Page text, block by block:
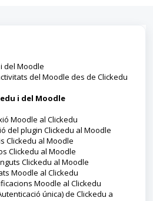
del Moodle
del Moodle des de Clickedu
i del Moodle
Moodle al Clickedu
del plugin Clickedu al Moodle
Clickedu al Moodle
Clickedu al Moodle
Clickedu al Moodle
Moodle al Clickedu
Moodle al Clickedu
única) de Clickedu a